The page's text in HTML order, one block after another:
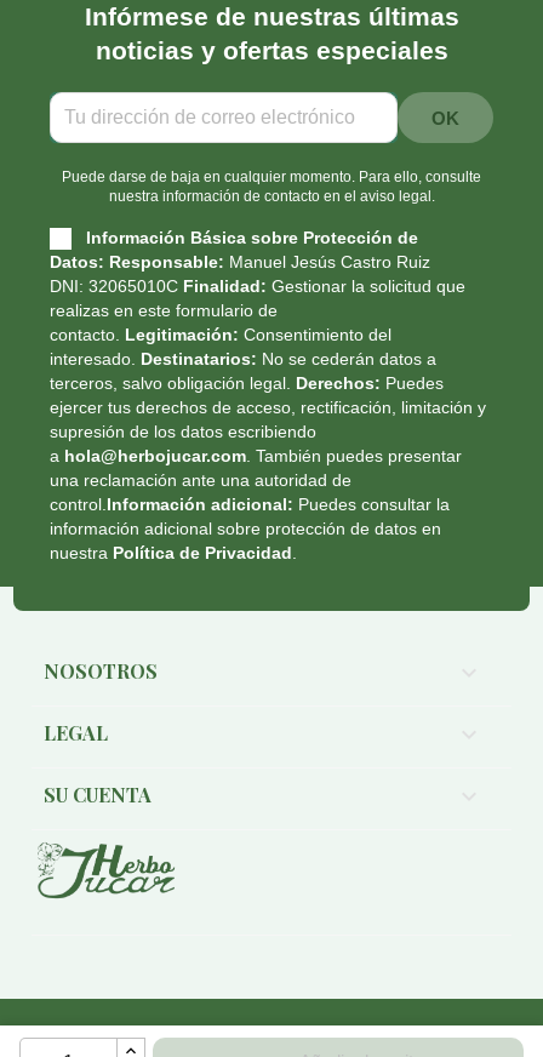
Infórmese de nuestras últimas
noticias y ofertas especiales
Puede darse de baja en cualquier momento. Para ello, consulte
nuestra información de contacto en el aviso legal.
Información Básica sobre Protección de
Datos: Responsable: Manuel Jesús Castro Ruiz
DNI: 32065010C Finalidad: Gestionar la solicitud que
realizas en este formulario de
contacto. Legitimación: Consentimiento del
interesado. Destinatarios: No se cederán datos a
terceros, salvo obligación legal. Derechos: Puedes
ejercer tus derechos de acceso, rectificación, limitación y
supresión de los datos escribiendo
a hola@herbojucar.com . También puedes presentar
una reclamación ante una autoridad de
control. Información adicional: Puedes consultar la
información adicional sobre protección de datos en
nuestra Política de Privacidad
NOSOTROS
LEGAL
SU CUENTA
Copyright © 2026 Herboristería Jucar- CIF. B-90247388. All